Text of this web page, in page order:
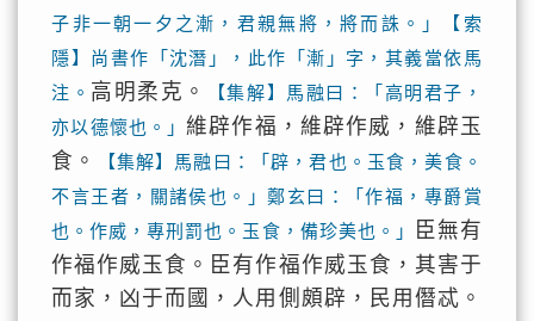
子非一朝一夕之漸，君親無將，將而誅。」【索
隱】尚書作「沈潛」，此作「漸」字，其義當依馬
注。 高明柔克。
【集解】馬融曰：「高明君子，
亦以德懷也。」維辟作福，維辟作威，維辟玉
食。
【集解】馬融曰：「辟，君也。玉食，美食。
不言王者，關諸侯也。」鄭玄曰：「作福，專爵賞
也。作威，專刑罰也。玉食，備珍美也。」
臣無有
作福作威玉食。臣有作福作威玉食，其害于
而家，凶于而國，人用側頗辟，民用僭忒。